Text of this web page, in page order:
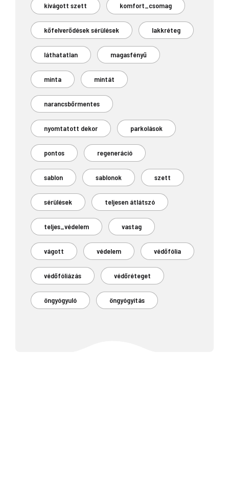
kivágott szett komfort_csomag
kőfelverődések sérülések lakkréteg
láthatatlan magasfényű
minta mintát
narancsbőrmentes
nyomtatott dekor parkolások
pontos regeneráció
sablon sablonok szett
sérülések teljesen átlátszó
teljes_védelem vastag
vágott védelem védőfólia
védőfóliázás védőréteget
öngyógyuló öngyógyítás